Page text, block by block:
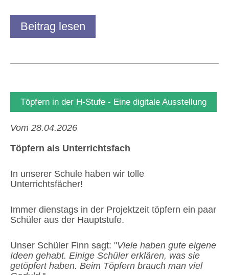
Beitrag lesen
Töpfern in der H-Stufe - Eine digitale Ausstellung
Vom 28.04.2026
Töpfern als Unterrichtsfach
In unserer Schule haben wir tolle
Unterrichtsfächer!
Immer dienstags in der Projektzeit töpfern ein paar
Schüler aus der Hauptstufe.
Unser Schüler Finn sagt: "Viele haben gute eigene
Ideen gehabt. Einige Schüler erklären, was sie
getöpfert haben. Beim Töpfern brauch man viel